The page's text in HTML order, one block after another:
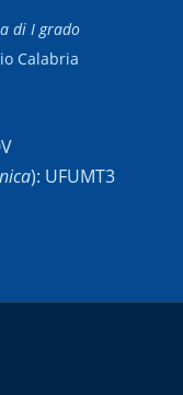
di I grado
Calabria
): UFUMT3